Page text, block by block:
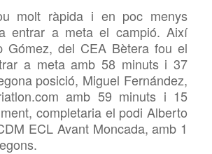
molt ràpida i en poc menys
entrar a meta el campió. Així
Gómez, del CEA Bètera fou el
a meta amb 58 minuts i 37
posició, Miguel Fernández,
amb 59 minuts i 15
completaria el podi Alberto
ECL Avant Moncada, amb 1